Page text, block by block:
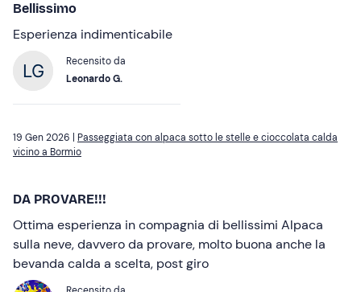
Bellissimo
Esperienza indimenticabile
Recensito da
Leonardo G.
19 Gen 2026 | Passeggiata con alpaca sotto le stelle e cioccolata calda
vicino a Bormio
DA PROVARE!!!
Ottima esperienza in compagnia di bellissimi Alpaca
sulla neve, davvero da provare, molto buona anche la
bevanda calda a scelta, post giro